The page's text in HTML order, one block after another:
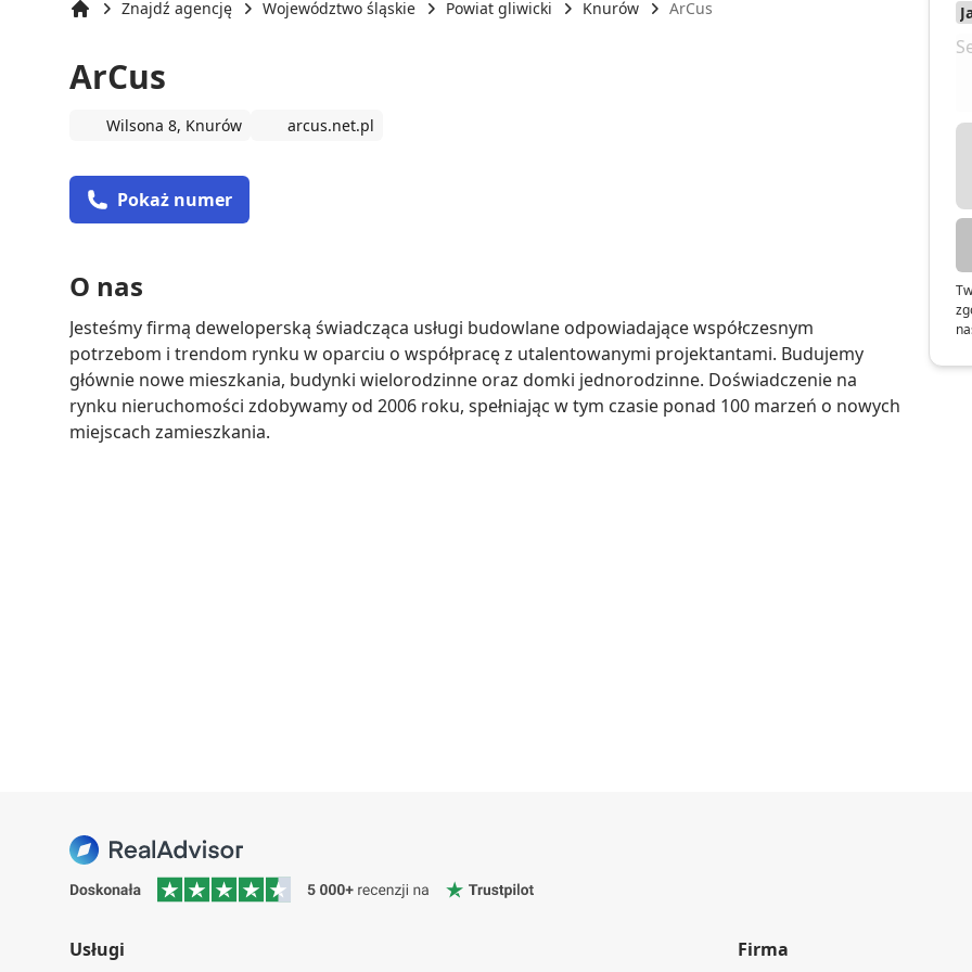
Znajdź agencję Województwo śląskie Powiat gliwicki Knurów ArCus
ArCus
Wilsona 8, Knurów arcus.net.pl
Pokaż numer
O nas
Jesteśmy firmą deweloperską świadcząca usługi budowlane odpowiadające współczesnym
potrzebom i trendom rynku w oparciu o współpracę z utalentowanymi projektantami. Budujemy
głównie nowe mieszkania, budynki wielorodzinne oraz domki jednorodzinne. Doświadczenie na
rynku nieruchomości zdobywamy od 2006 roku, spełniając w tym czasie ponad 100 marzeń o nowych
miejscach zamieszkania.
Usługi Firma